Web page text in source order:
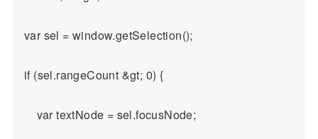
var sel = window.getSelection();
if (sel.rangeCount &gt; 0) {
    var textNode = sel.focusNode;